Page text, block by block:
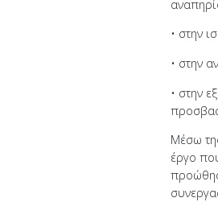
• στην
• στην
• στην
Μέσω
έργο